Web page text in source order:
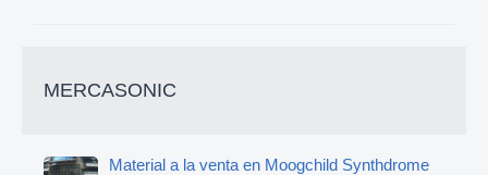
MERCASONIC
Material a la venta en Moogchild Synthdrome